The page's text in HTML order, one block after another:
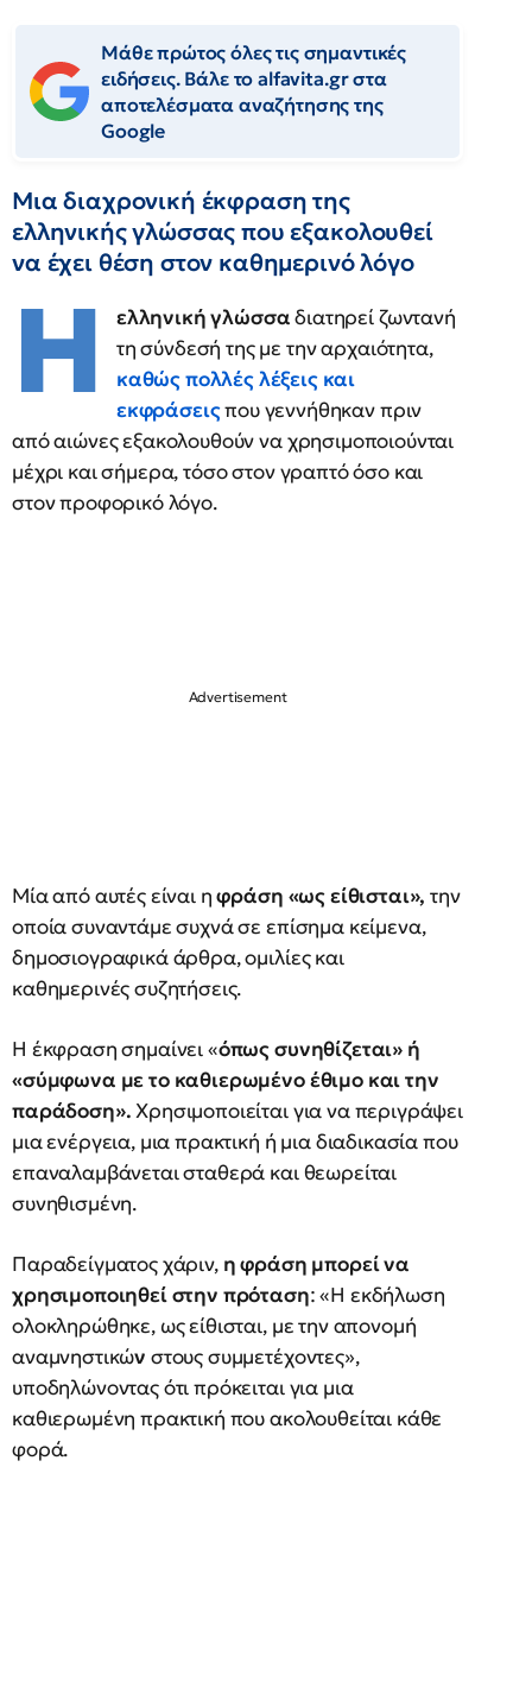
Μάθε πρώτος όλες τις σημαντικές
ειδήσεις. Βάλε το alfavita.gr στα
αποτελέσματα αναζήτησης της
Google
Μια διαχρονική έκφραση της
ελληνικής γλώσσας που εξακολουθεί
να έχει θέση στον καθημερινό λόγο
Η ελληνική γλώσσαδιατηρεί ζωντανή
τη σύνδεσή της με την αρχαιότητα,
καθώς πολλέςλέξεις και
εκφράσειςπου γεννήθηκαν πριν
από αιώνες εξακολουθούν να χρησιμοποιούνται
μέχρι και σήμερα, τόσο στον γραπτό όσο και
στον προφορικό λόγο.
Μία από αυτές είναι ηφράση «ως είθισται», την
οποία συναντάμε συχνά σε επίσημα κείμενα,
δημοσιογραφικά άρθρα, ομιλίες και
καθημερινές συζητήσεις.
Η έκφραση σημαίνει «όπως συνηθίζεται» ή
«σύμφωνα με το καθιερωμένο έθιμο και την
παράδοση».Χρησιμοποιείται για να περιγράψει
μια ενέργεια, μια πρακτική ή μια διαδικασία που
επαναλαμβάνεται σταθερά και θεωρείται
συνηθισμένη.
Παραδείγματος χάριν, η φράση μπορεί να
χρησιμοποιηθεί στην πρόταση: «Η εκδήλωση
ολοκληρώθηκε, ως είθισται, με την απονομή
αναμνηστικών στους συμμετέχοντες»,
υποδηλώνοντας ότι πρόκειται για μια
καθιερωμένη πρακτική που ακολουθείται κάθε
φορά.